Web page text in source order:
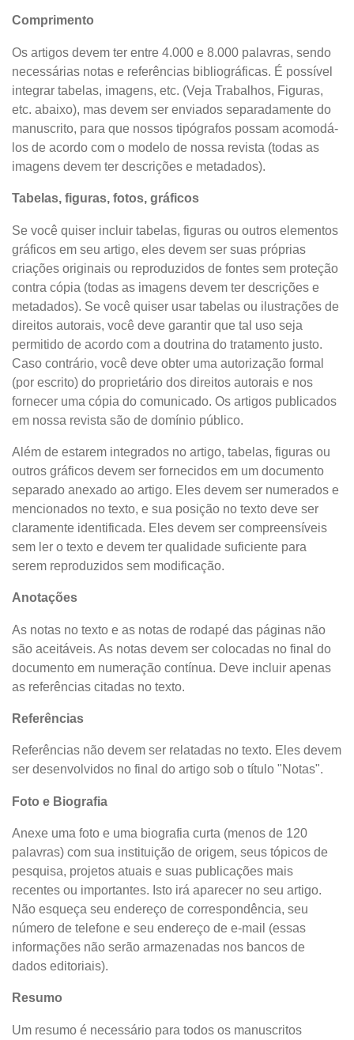
Comprimento
Os artigos devem ter entre 4.000 e 8.000 palavras, sendo
necessárias notas e referências bibliográficas. É possível
integrar tabelas, imagens, etc. (Veja Trabalhos, Figuras,
etc. abaixo), mas devem ser enviados separadamente do
manuscrito, para que nossos tipógrafos possam acomodá-
los de acordo com o modelo de nossa revista (todas as
imagens devem ter descrições e metadados).
Tabelas, figuras, fotos, gráficos
Se você quiser incluir tabelas, figuras ou outros elementos
gráficos em seu artigo, eles devem ser suas próprias
criações originais ou reproduzidos de fontes sem proteção
contra cópia (todas as imagens devem ter descrições e
metadados). Se você quiser usar tabelas ou ilustrações de
direitos autorais, você deve garantir que tal uso seja
permitido de acordo com a doutrina do tratamento justo.
Caso contrário, você deve obter uma autorização formal
(por escrito) do proprietário dos direitos autorais e nos
fornecer uma cópia do comunicado. Os artigos publicados
em nossa revista são de domínio público.
Além de estarem integrados no artigo, tabelas, figuras ou
outros gráficos devem ser fornecidos em um documento
separado anexado ao artigo. Eles devem ser numerados e
mencionados no texto, e sua posição no texto deve ser
claramente identificada. Eles devem ser compreensíveis
sem ler o texto e devem ter qualidade suficiente para
serem reproduzidos sem modificação.
Anotações
As notas no texto e as notas de rodapé das páginas não
são aceitáveis. As notas devem ser colocadas no final do
documento em numeração contínua. Deve incluir apenas
as referências citadas no texto.
Referências
Referências não devem ser relatadas no texto. Eles devem
ser desenvolvidos no final do artigo sob o título "Notas".
Foto e Biografia
Anexe uma foto e uma biografia curta (menos de 120
palavras) com sua instituição de origem, seus tópicos de
pesquisa, projetos atuais e suas publicações mais
recentes ou importantes. Isto irá aparecer no seu artigo.
Não esqueça seu endereço de correspondência, seu
número de telefone e seu endereço de e-mail (essas
informações não serão armazenadas nos bancos de
dados editoriais).
Resumo
Um resumo é necessário para todos os manuscritos